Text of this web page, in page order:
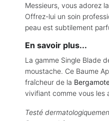
Messieurs, vous adorez
Offrez-lui un soin
peau est subtilement
En savoir plus...
La gamme Single Blade
moustache. Ce Baume
fraîcheur de la
vivifiant comme vous les
Testé